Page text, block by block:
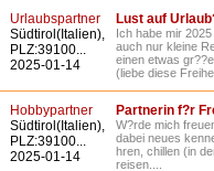
Urlaubspartner
Südtirol(Italien),
PLZ:39100...
2025-01-14
Lust auf
Ich habe mir
auch nur kleine
einen etwas
(liebe diese
Hobbypartner
Südtirol(Italien),
PLZ:39100...
2025-01-14
Partnerin f?r
W?rde mich
dabei neues
hren, chillen (in
reisen....